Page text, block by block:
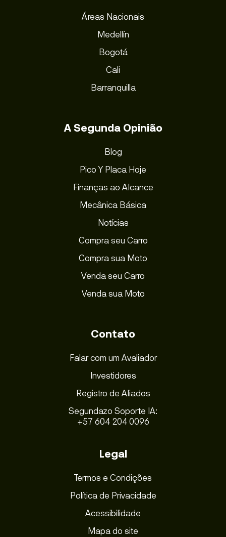
Áreas Nacionais
Medellín
Bogotá
Cali
Barranquilla
A Segunda Opinião
Blog
Pico Y Placa Hoje
Finanças ao Alcance
Mecânica Básica
Notícias
Compra seu Carro
Compra sua Moto
Venda seu Carro
Venda sua Moto
Contato
Falar com um Avaliador
Investidores
Registro de Aliados
Segundazo Soporte IA:
+57 604 204 0096
Legal
Termos e Condições
Política de Privacidade
Acessibilidade
Mapa do site